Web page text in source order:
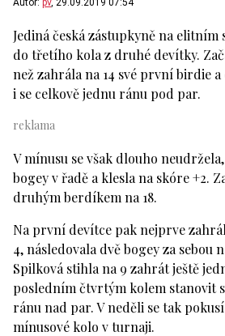
Autor: pv, 29.09.2019 07:54
Jediná česká zástupkyně na elitním
do třetího kola z druhé devítky.
než zahrála na 14 své první birdie a
i se celkově jednu ránu pod par.
V mínusu se však dlouho
bogey v řadě a klesla na skóre +2.
druhým berdíkem na 18.
Na první devítce pak nejprve
4, následovala dvě bogey za sebou
Spilková stihla na 9 zahrát ještě
posledním čtvrtým kolem stanovit
ránu nad par. V neděli se tak
mínusové kolo v turnaji.